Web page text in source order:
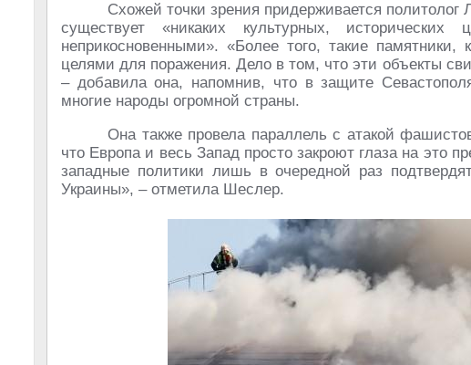
Схожей точки зрения придерживается
существует «никаких культурных,
неприкосновенными». «Более того, такие
целями для поражения. Дело в том, что эти объекты
– добавила она, напомнив, что в защите
многие народы огромной страны.
Она также провела параллель с атакой
что Европа и весь Запад просто закроют глаза на это
западные политики лишь в очередной раз
Украины», – отметила Шеслер.